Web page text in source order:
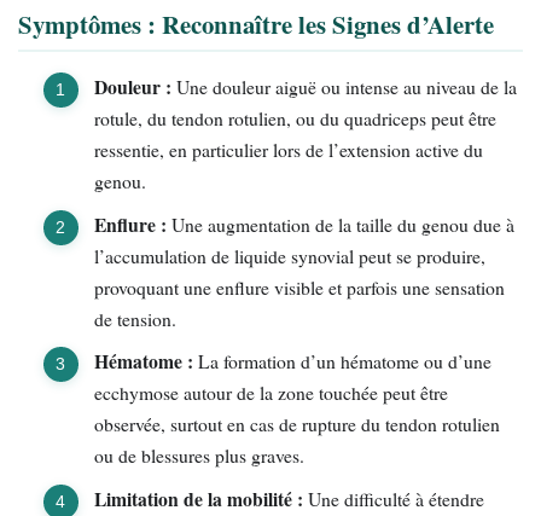
Symptômes : Reconnaître les Signes d’Alerte
Douleur : Une douleur aiguë ou intense au niveau de la
rotule, du tendon rotulien, ou du quadriceps peut être
ressentie, en particulier lors de l’extension active du
genou.
Enflure : Une augmentation de la taille du genou due à
l’accumulation de liquide synovial peut se produire,
provoquant une enflure visible et parfois une sensation
de tension.
Hématome : La formation d’un hématome ou d’une
ecchymose autour de la zone touchée peut être
observée, surtout en cas de rupture du tendon rotulien
ou de blessures plus graves.
Limitation de la mobilité : Une difficulté à étendre